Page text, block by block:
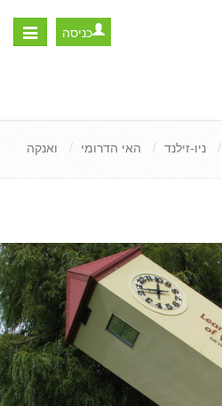
Toggle
כניסה
ניו-זילנד האי הדרומי ואנקה